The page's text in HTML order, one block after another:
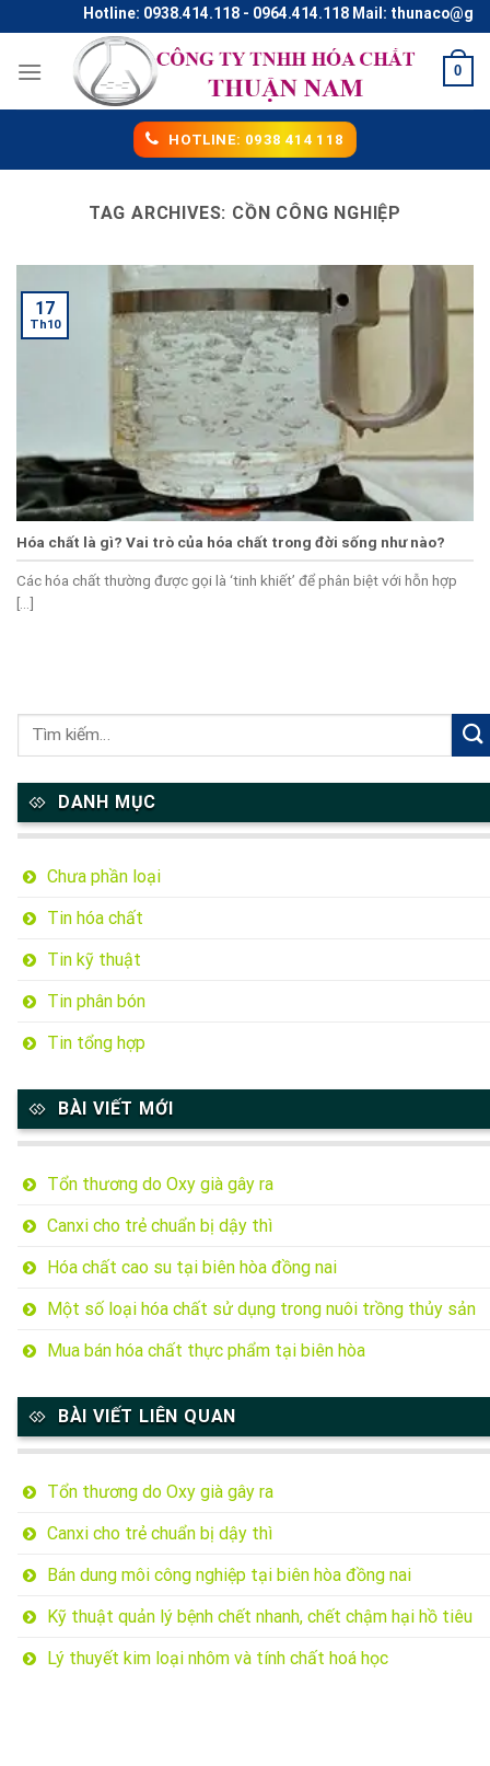
to
content
Hotline: 0938.414.118 - 0964.414.118 Mail:
0
HOTLINE: 0938 414 118
TAG ARCHIVES: CỒN CÔNG NGHIỆP
Hóa chất là gì? Vai trò của hóa chất trong đời sống như nào?
Các hóa chất thường được gọi là ‘tinh khiết’ để phân biệt với hỗn hợp
[...]
17
Th10
DANH MỤC
Chưa phần loại
Tin hóa chất
Tin kỹ thuật
Tin phân bón
Tin tổng hợp
BÀI VIẾT MỚI
Tổn thương do Oxy già gây ra
Canxi cho trẻ chuẩn bị dậy thì
Hóa chất cao su tại biên hòa đồng nai
Một số loại hóa chất sử dụng trong nuôi trồng thủy sản
Mua bán hóa chất thực phẩm tại biên hòa
BÀI VIẾT LIÊN QUAN
Tổn thương do Oxy già gây ra
Canxi cho trẻ chuẩn bị dậy thì
Bán dung môi công nghiệp tại biên hòa đồng nai
Kỹ thuật quản lý bệnh chết nhanh, chết chậm hại hồ tiêu
Lý thuyết kim loại nhôm và tính chất hoá học